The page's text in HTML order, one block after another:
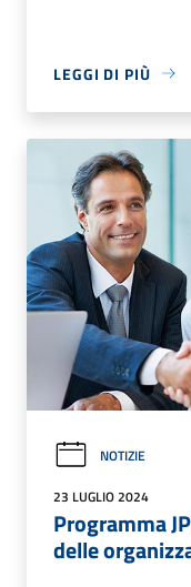
LEGGI DI PIÙ
NOTIZIE
23 LUGLIO 2024
Programma
delle